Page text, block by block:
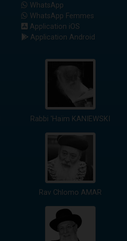
WhatsApp
WhatsApp Femmes
Application iOS
Application Android
Rabbi 'Haïm KANIEWSKI
Rav Chlomo AMAR